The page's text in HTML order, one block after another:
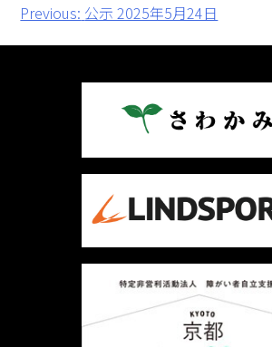
投
稿
Previous: 公示 2025年5月24日